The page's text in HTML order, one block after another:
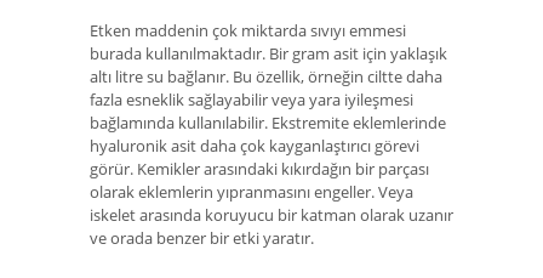
Etken maddenin çok miktarda sıvıyı emmesi
burada kullanılmaktadır. Bir gram asit için yaklaşık
altı litre su bağlanır. Bu özellik, örneğin ciltte daha
fazla esneklik sağlayabilir veya yara iyileşmesi
bağlamında kullanılabilir. Ekstremite eklemlerinde
hyaluronik asit daha çok kayganlaştırıcı görevi
görür. Kemikler arasındaki kıkırdağın bir parçası
olarak eklemlerin yıpranmasını engeller. Veya
iskelet arasında koruyucu bir katman olarak uzanır
ve orada benzer bir etki yaratır.